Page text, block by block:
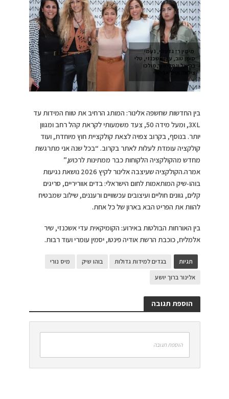
מימין רז גדעוני, נעמי
סימן טוב, עדי אשכנזי, טלי
בר-אל ונטלי מור מולכו
צילום: אייל אפרתי
בין החדשות שחשפה אלינור: המותג הרחיב את טווח המידות עד
3XL, ומעל מידה 50, צעד משמעותי לקראת קהל רחב ומגוון
יותר. בנוסף, בקרוב צפויה לצאת קולקציית חוץ מיוחדת, ועוד
קולקציה עומדת לעלות לאתר בקרוב. “בכל שנה אני מתרגשת
מחדש מהקולקציה הלקוחות כבר ממתינות לרכוש,”
אמרה.הקולקציה שעיצבה אלינור לקיץ 2026 נושאת נגיעות
בוהו-שיק המותאמות לחום הישראלי: בדים אווריריים, סריגים
קלים, גוונים חוליים ועיצובים עכשוויים ורעננים, שילוב שמבטיח
להוות את הפריט הבא בארון של כל אחת.
בין האורחות הבולטות באירוע: הקומיקאית עדי אשכנזי, שיר
אלמליח, כוכבת הרשת אודיה פינטו, יסמין עומרי ועוד רבות.
תגיות בגדים למידות גדולות בוהו שיק
מיס נורי
אלינור ברוך יושע
הוספת תגובה
הוספת תגובה